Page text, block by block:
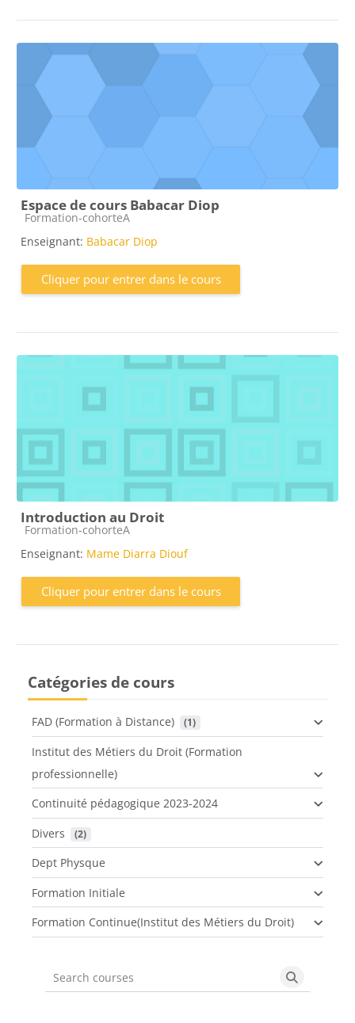
Espace de cours Babacar Diop
Catégorie de cours
Formation-cohorteA
Enseignant: Babacar Diop
Cliquer pour entrer dans le cours
Introduction au Droit
Catégorie de cours
Formation-cohorteA
Enseignant: Mame Diarra Diouf
Cliquer pour entrer dans le cours
Catégories de cours
FAD (Formation à Distance) (1)
Institut des Métiers du Droit (Formation
professionnelle)
Continuité pédagogique 2023-2024
Divers
(2)
Dept Physque
Formation Initiale
Formation Continue(Institut des Métiers du Droit)
Search courses Search